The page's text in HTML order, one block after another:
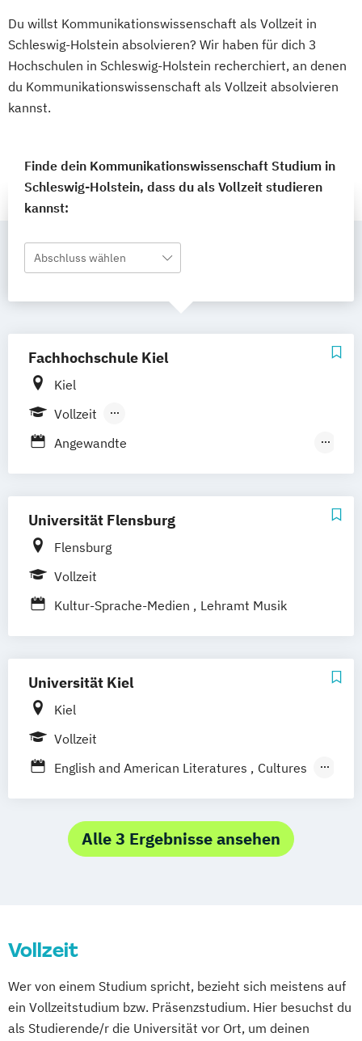
Du willst Kommunikationswissenschaft als Vollzeit in
Schleswig-Holstein absolvieren? Wir haben für dich 3
Hochschulen in Schleswig-Holstein recherchiert, an denen
du Kommunikationswissenschaft als Vollzeit absolvieren
kannst.
Finde dein Kommunikationswissenschaft Studium in
Schleswig-Holstein, dass du als Vollzeit studieren
kannst:
Abschluss wählen
Fachhochschule Kiel
Kiel
Vollzeit
Berufsbegleitendes Präsenzstudium
Angewandte
Journalismus und Medienwirtschaft
Multimedia Production
Öffentlichkeitsarbeit und
Unternehmenskommunikation
Universität Flensburg
Flensburg
Vollzeit
Kultur-Sprache-Medien
Lehramt Musik
Universität Kiel
Kiel
Vollzeit
English and American Literatures
Cultures
Medienwissenschaft: Film und Fernsehen
Musikwissenschaft
Alle 3 Ergebnisse ansehen
Vollzeit
Wer von einem Studium spricht, bezieht sich meistens auf
ein Vollzeitstudium bzw. Präsenzstudium. Hier besuchst du
als Studierende/r die Universität vor Ort, um deinen